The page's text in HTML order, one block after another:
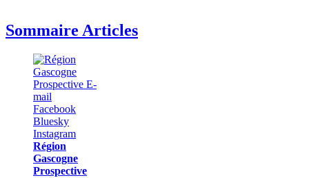
Sommaire Articles
Région
Gascogne
Prospective